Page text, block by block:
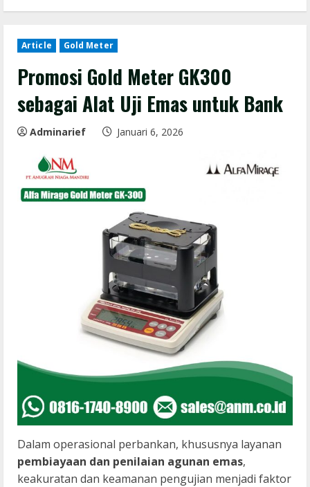
Article Gold Meter
Promosi Gold Meter GK300
sebagai Alat Uji Emas untuk Bank
Adminarief Januari 6, 2026
Dalam operasional perbankan, khususnya layanan
pembiayaan dan penilaian agunan emas,
keakuratan dan keamanan pengujian menjadi faktor